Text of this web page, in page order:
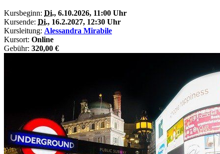
Kursbeginn: Di., 6.10.2026, 11:00 Uhr
Kursende: Di., 16.2.2027, 12:30 Uhr
Kursleitung: Alessandra Mirabile
Kursort: Online
Gebühr: 320,00 €